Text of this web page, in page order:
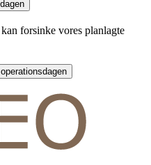
forsinke vores planlagte